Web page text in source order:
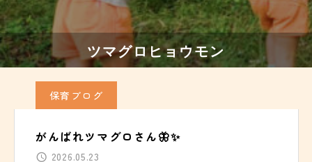
ツマグロヒョウモン
保育ブログ
がんばれツマグロさん🦋✨
2026.05.23